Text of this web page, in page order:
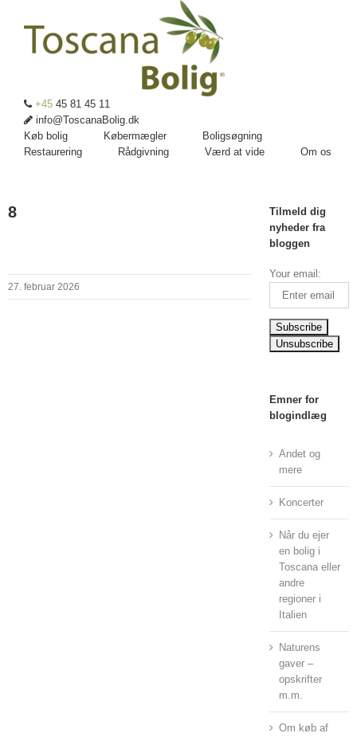
+45 45 81 45 11
info@ToscanaBolig.dk
Køb bolig
Købermægler
Boligsøgning
Restaurering
Rådgivning Værd at vide Om os
8
27. februar 2026
Tilmeld dig
nyheder fra
bloggen
Your email:
Emner for
blogindlæg
Andet og
mere
Koncerter
Når du ejer
en bolig i
Toscana eller
andre
regioner i
Italien
Naturens
gaver –
opskrifter
m.m.
Om køb af